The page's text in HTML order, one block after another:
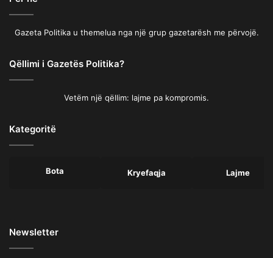
Gazeta Politika u themelua nga një grup gazetarësh me përvojë.
Qëllimi i Gazetës Politika?
Vetëm një qëllim: lajme pa kompromis.
Kategoritë
Bota Kryefaqja Lajme
Newsletter